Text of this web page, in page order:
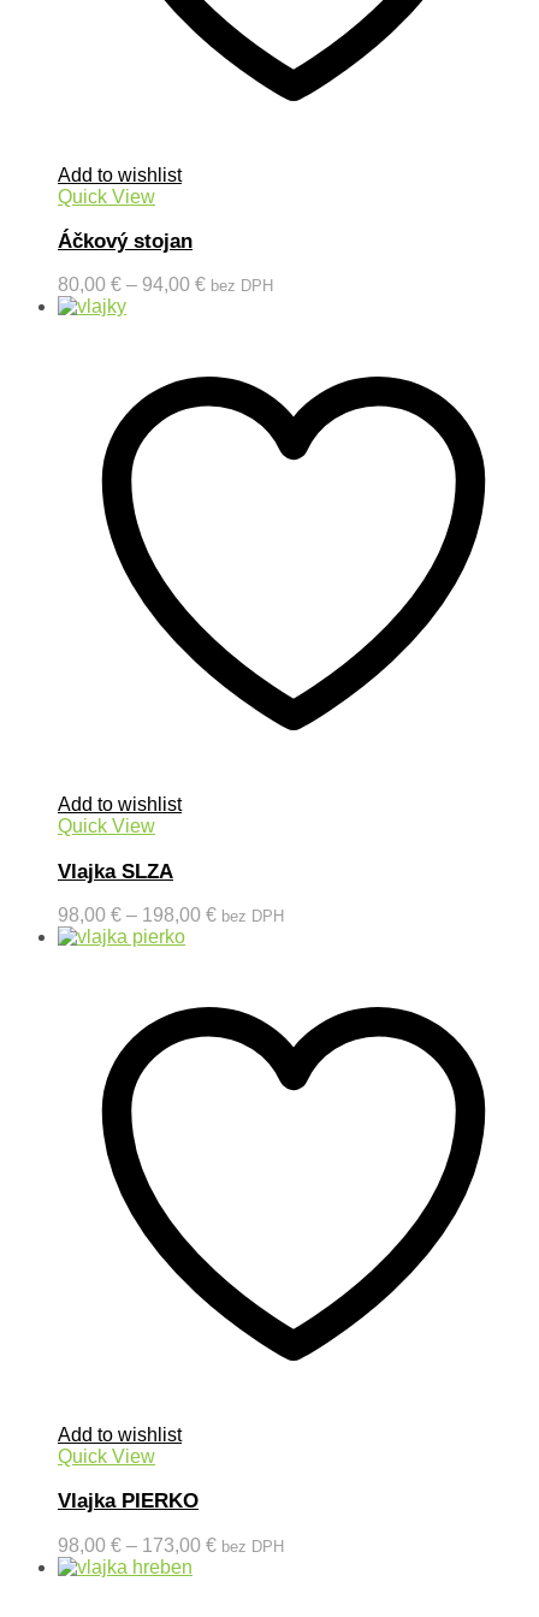
Add to wishlist
Quick View
Áčkový stojan
80,00 € – 94,00 € bez DPH
Add to wishlist
Quick View
Vlajka SLZA
98,00 € – 198,00 € bez DPH
Add to wishlist
Quick View
Vlajka PIERKO
98,00 € – 173,00 € bez DPH